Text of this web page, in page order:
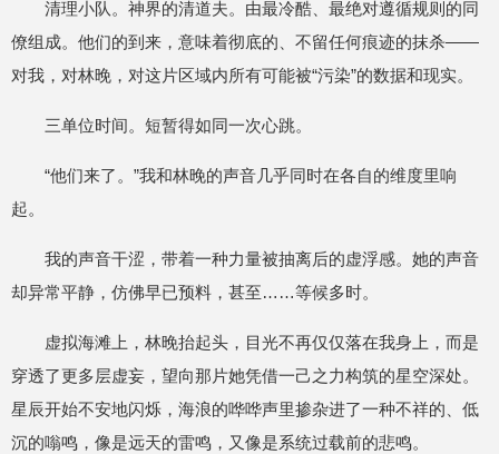
清理小队。神界的清道夫。由最冷酷、最绝对遵循规则的同
僚组成。他们的到来，意味着彻底的、不留任何痕迹的抹杀——
对我，对林晚，对这片区域内所有可能被“污染”的数据和现实。
三单位时间。短暂得如同一次心跳。
“他们来了。”我和林晚的声音几乎同时在各自的维度里响
起。
我的声音干涩，带着一种力量被抽离后的虚浮感。她的声音
却异常平静，仿佛早已预料，甚至……等候多时。
虚拟海滩上，林晚抬起头，目光不再仅仅落在我身上，而是
穿透了更多层虚妄，望向那片她凭借一己之力构筑的星空深处。
星辰开始不安地闪烁，海浪的哗哗声里掺杂进了一种不祥的、低
沉的嗡鸣，像是远天的雷鸣，又像是系统过载前的悲鸣。